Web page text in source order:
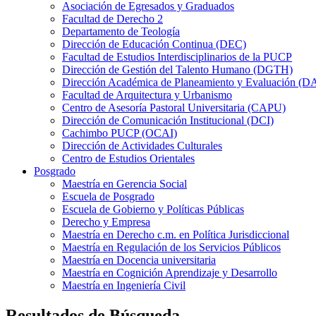
Asociación de Egresados y Graduados
Facultad de Derecho 2
Departamento de Teología
Dirección de Educación Continua (DEC)
Facultad de Estudios Interdisciplinarios de la PUCP
Dirección de Gestión del Talento Humano (DGTH)
Dirección Académica de Planeamiento y Evaluación
Facultad de Arquitectura y Urbanismo
Centro de Asesoría Pastoral Universitaria (CAPU)
Dirección de Comunicación Institucional (DCI)
Cachimbo PUCP (OCAI)
Dirección de Actividades Culturales
Centro de Estudios Orientales
Posgrado
Maestría en Gerencia Social
Escuela de Posgrado
Escuela de Gobierno y Políticas Públicas
Derecho y Empresa
Maestría en Derecho c.m. en Política Jurisdiccional
Maestría en Regulación de los Servicios Públicos
Maestría en Docencia universitaria
Maestría en Cognición Aprendizaje y Desarrollo
Maestría en Ingeniería Civil